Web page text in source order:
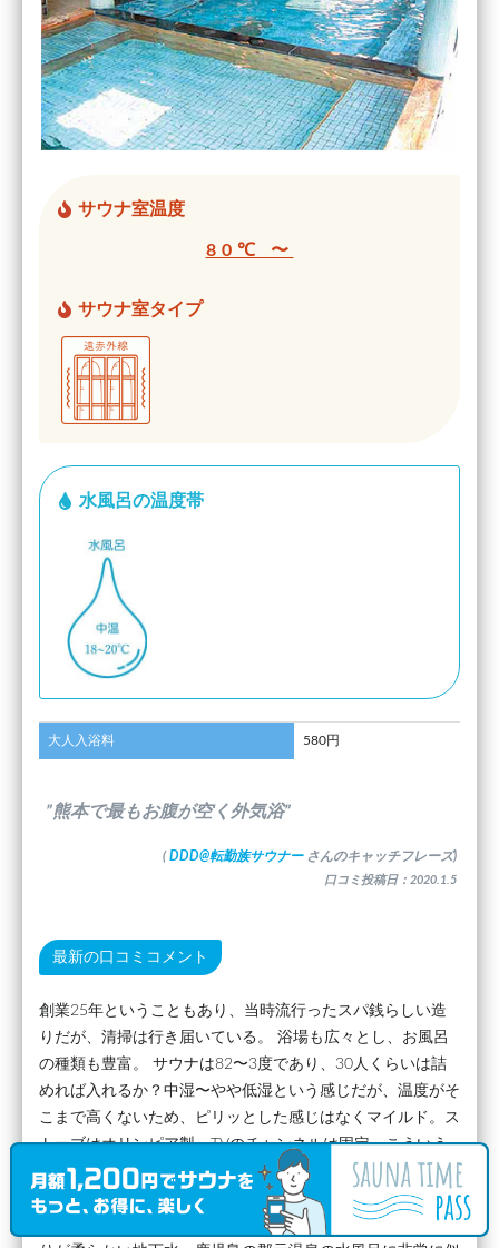
サウナ室温度
80℃ 〜
サウナ室タイプ
水風呂の温度帯
大人入浴料 580円
”熊本で最もお腹が空く外気浴”
( DDD@転勤族サウナー さんのキャッチフレーズ)
口コミ投稿日：2020.1.5
最新の口コミコメント
創業25年ということもあり、当時流行ったスパ銭らしい造
りだが、清掃は行き届いている。 浴場も広々とし、お風呂
の種類も豊富。 サウナは82〜3度であり、30人くらいは詰
めれば入れるか？中湿〜やや低湿という感じだが、温度がそ
こまで高くないため、ピリッとした感じはなくマイルド。ス
トーブはオリンピア製。TVのチャンネルは固定。こういう
スパ銭のサウナにはTVが似合うし、見ながら入りたい。 水
風呂は膝丈くらいの深さで20人ほど入れる広々スペース。
18度ほどでそこまで水温が低くないが、熊本だけあり肌触